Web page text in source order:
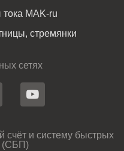
MAK-ru
стремянки
сетях
счёт и систему быстрых
(СБП)